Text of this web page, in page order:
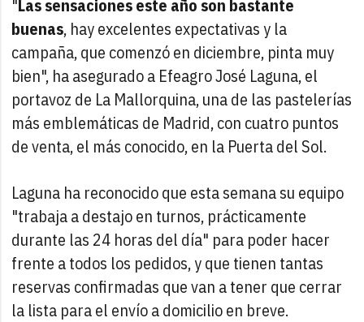
"Las sensaciones este año son bastante
buenas, hay excelentes expectativas y la
campaña, que comenzó en diciembre, pinta muy
bien", ha asegurado a Efeagro José Laguna, el
portavoz de La Mallorquina, una de las pastelerías
más emblemáticas de Madrid, con cuatro puntos
de venta, el más conocido, en la Puerta del Sol.
Laguna ha reconocido que esta semana su equipo
"trabaja a destajo en turnos, prácticamente
durante las 24 horas del día" para poder hacer
frente a todos los pedidos, y que tienen tantas
reservas confirmadas que van a tener que cerrar
la lista para el envío a domicilio en breve.